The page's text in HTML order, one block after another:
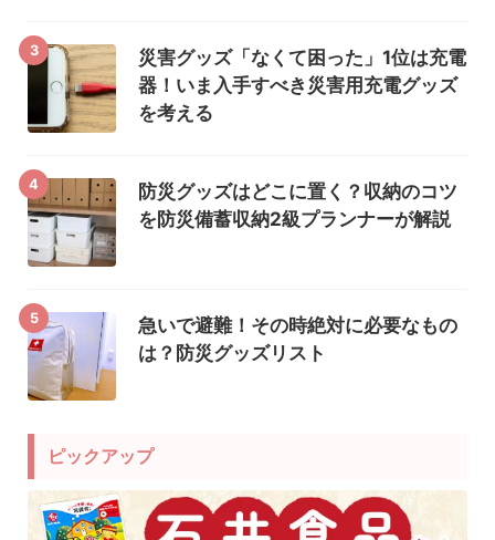
3
災害グッズ「なくて困った」1位は充電
器！いま入手すべき災害用充電グッズ
を考える
4
防災グッズはどこに置く？収納のコツ
を防災備蓄収納2級プランナーが解説
5
急いで避難！その時絶対に必要なもの
は？防災グッズリスト
ピックアップ